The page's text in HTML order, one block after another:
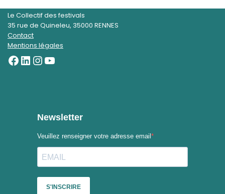
Le Collectif des festivals
35 rue de Quineleu, 35000 RENNES
Contact
Mentions légales